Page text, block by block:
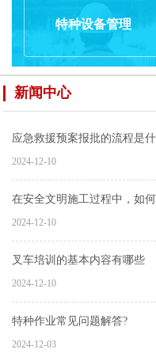
特种设备管理
新闻中心
应急救援预案报批的流程是
2024-12-10
在安全文明施工过程中，如
2024-12-10
叉车培训的基本内容有哪些
2024-12-10
特种作业常见问题解答?
2024-12-03